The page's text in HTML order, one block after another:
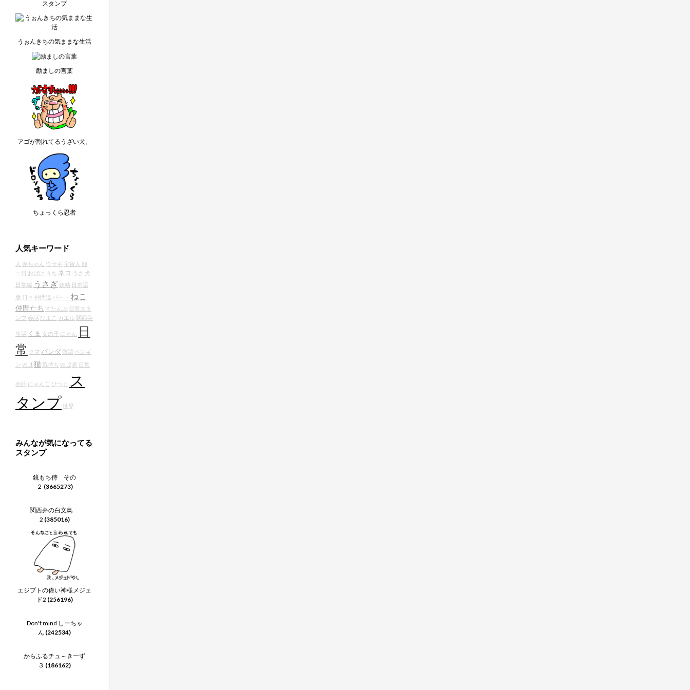
スタンプ
うぉんきちの気ままな生活
励ましの言葉
アゴが割れてるうざい犬。
ちょっくら忍者
人気キーワード
人 赤ちゃん ウサギ 宇宙人 顔
一日 おばけ うち ネコ うさ 犬
日常編 うさぎ 妖精 日本語
版 日々 仲間達 パート ねこ
仲間たち すたんぷ 日常スタ
ンプ 会話 ひよこ カエル関西弁
生活 くま 女の子 にゃん
日
常 クマ パンダ敬語 ペンギ
ン vol.1 猫 気持ち vol.2 君 日常
会話 にゃんこ ひつじ
ス
タンプ 世界
みんなが気になってる
スタンプ
鏡もち侍 その
２ (3665273)
関西弁の白文鳥
2 (385016)
エジプトの偉い神様メジェ
ド2 (256196)
Don't mind しーちゃ
ん (242534)
からふるチュ～きーず
３ (186162)